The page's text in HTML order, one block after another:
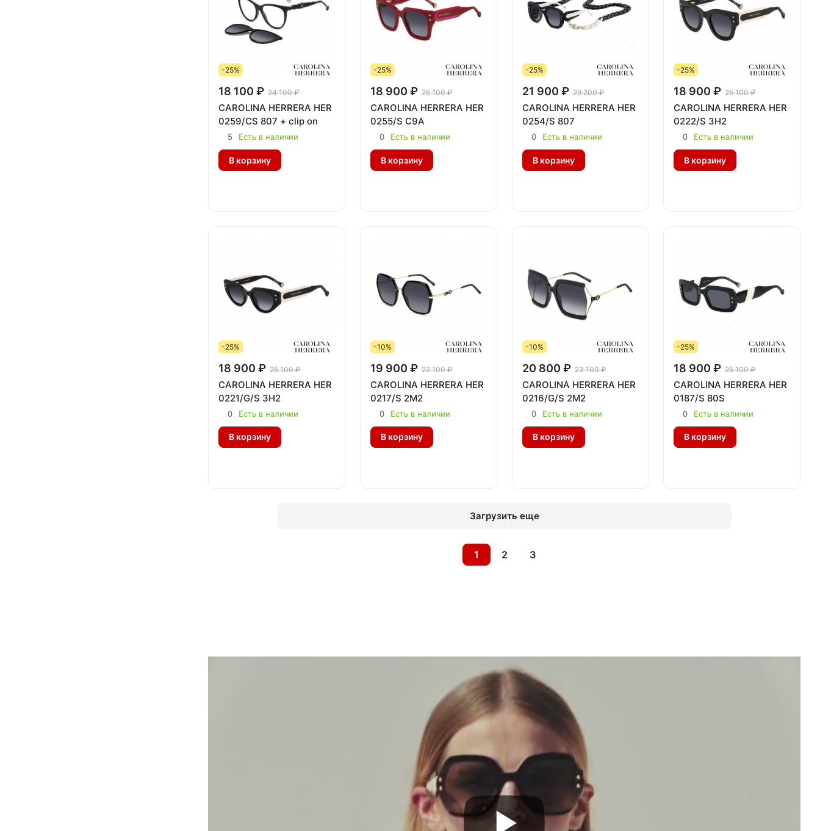
-25%
18 100 ₽ 24 100 ₽
CAROLINA HERRERA HER
0259/CS 807 + clip on
5 Есть в наличии
В корзину
-25%
18 900 ₽ 25 100 ₽
CAROLINA HERRERA HER
0255/S C9A
0 Есть в наличии
В корзину
-25%
21 900 ₽ 29 200 ₽
CAROLINA HERRERA HER
0254/S 807
0 Есть в наличии
В корзину
-25%
18 900 ₽ 25 100 ₽
CAROLINA HERRERA HER
0222/S 3H2
0 Есть в наличии
В корзину
-25%
18 900 ₽ 25 100 ₽
CAROLINA HERRERA HER
0221/G/S 3H2
0 Есть в наличии
В корзину
-10%
19 900 ₽ 22 100 ₽
CAROLINA HERRERA HER
0217/S 2M2
0 Есть в наличии
В корзину
-10%
20 800 ₽ 23 100 ₽
CAROLINA HERRERA HER
0216/G/S 2M2
0 Есть в наличии
В корзину
-25%
18 900 ₽ 25 100 ₽
CAROLINA HERRERA HER
0187/S 80S
0 Есть в наличии
В корзину
Загрузить еще
1 2 3